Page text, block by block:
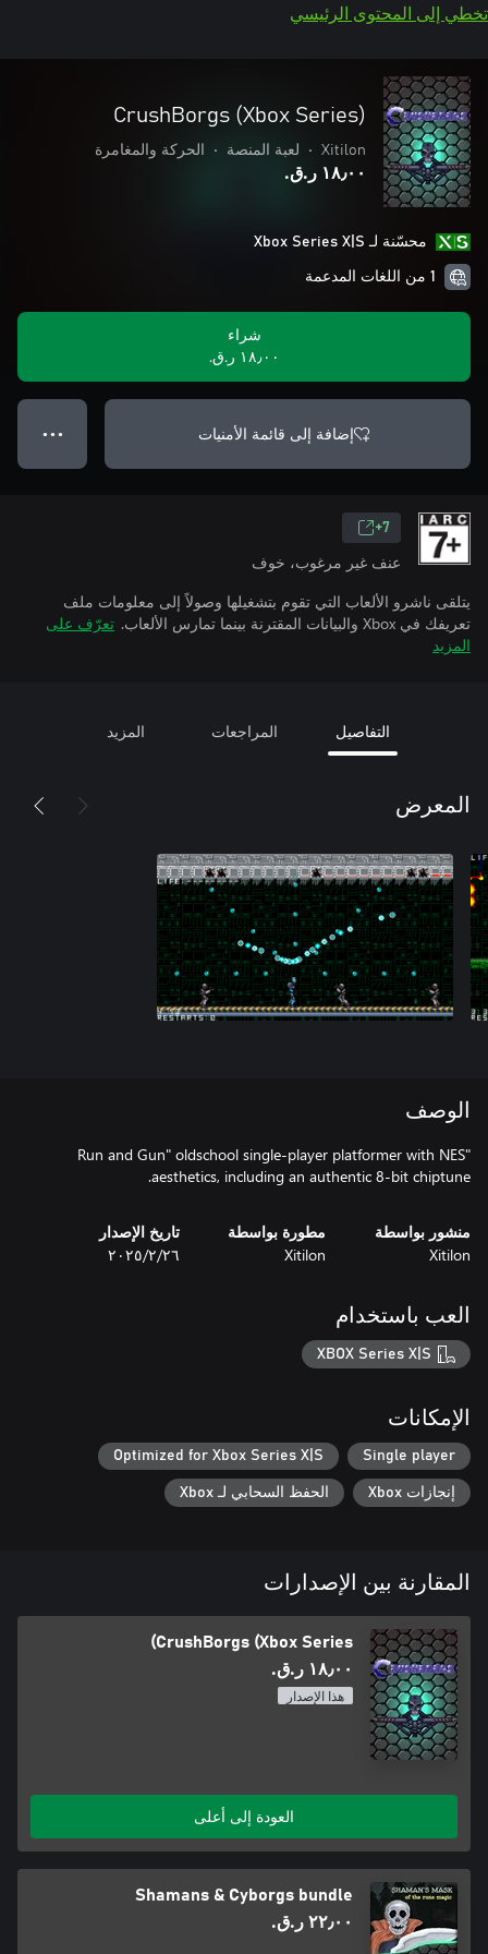
تخطي إلى المحتوى الرئيسي
CrushBorgs (Xbox Series)
Xitilon
• لعبة المنصة • الحركة والمغامرة
١٨٫٠٠ ر.ق.‏
محسّنة لـ Xbox Series X|S
1 من اللغات المدعمة
شراء
١٨٫٠٠ ر.ق.‏
إضافة إلى قائمة الأمنيات ● ● ●
7+
عنف غير مرغوب، خوف
يتلقى ناشرو الألعاب التي تقوم بتشغيلها وصولاً إلى معلومات ملف
تعريفك في Xbox والبيانات المقترنة بينما تمارس الألعاب.
تعرّف على
المزيد
التفاصيل المراجعات المزيد
المعرض
الوصف
"Run and Gun" oldschool single-player platformer with NES
aesthetics, including an authentic 8-bit chiptune.
منشور بواسطة
Xitilon
مطورة بواسطة
Xitilon
تاريخ الإصدار
٢٦‏/٢‏/٢٠٢٥
العب باستخدام
XBOX Series X|S
الإمكانات
Single player
Optimized for Xbox Series X|S
إنجازات Xbox الحفظ السحابي لـ Xbox
المقارنة بين الإصدارات
CrushBorgs (Xbox Series)
١٨٫٠٠ ر.ق.‏
هذا الإصدار
العودة إلى أعلى
Shamans & Cyborgs bundle
٢٢٫٠٠ ر.ق.‏